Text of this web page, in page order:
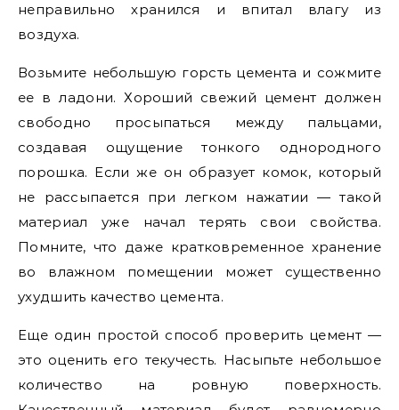
неправильно хранился и впитал влагу из
воздуха.
Возьмите небольшую горсть цемента и сожмите
ее в ладони. Хороший свежий цемент должен
свободно просыпаться между пальцами,
создавая ощущение тонкого однородного
порошка. Если же он образует комок, который
не рассыпается при легком нажатии — такой
материал уже начал терять свои свойства.
Помните, что даже кратковременное хранение
во влажном помещении может существенно
ухудшить качество цемента.
Еще один простой способ проверить цемент —
это оценить его текучесть. Насыпьте небольшое
количество на ровную поверхность.